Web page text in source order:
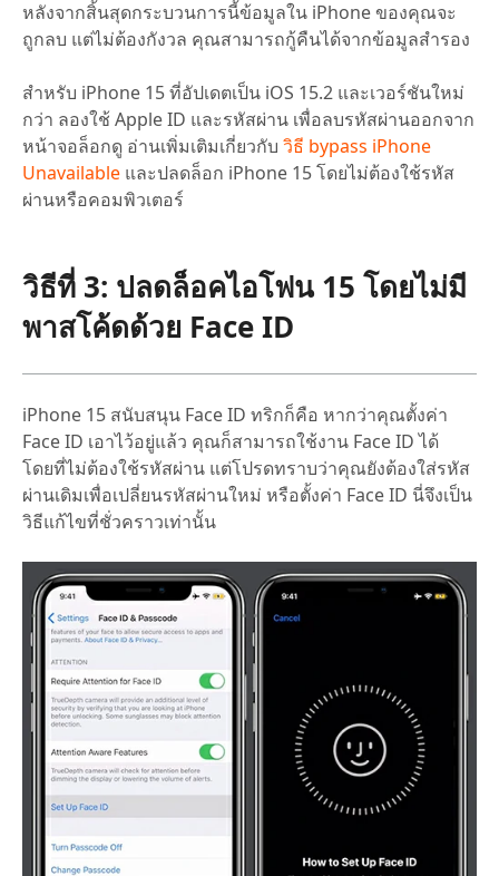
หลังจากสิ้นสุดกระบวนการนี้ข้อมูลใน iPhone ของคุณจะ
ถูกลบ แต่ไม่ต้องกังวล คุณสามารถกู้คืนได้จากข้อมูลสำรอง
สำหรับ iPhone 15 ที่อัปเดตเป็น iOS 15.2 และเวอร์ชันใหม่
กว่า ลองใช้ Apple ID และรหัสผ่าน เพื่อลบรหัสผ่านออกจาก
หน้าจอล็อกดู อ่านเพิ่มเติมเกี่ยวกับ วิธี bypass iPhone
Unavailable และปลดล็อก iPhone 15 โดยไม่ต้องใช้รหัส
ผ่านหรือคอมพิวเตอร์
วิธีที่ 3: ปลดล็อคไอโฟน 15 โดยไม่มี
พาสโค้ดด้วย Face ID
iPhone 15 สนับสนุน Face ID ทริกก็คือ หากว่าคุณตั้งค่า
Face ID เอาไว้อยู่แล้ว คุณก็สามารถใช้งาน Face ID ได้
โดยที่ไม่ต้องใช้รหัสผ่าน แต่โปรดทราบว่าคุณยังต้องใส่รหัส
ผ่านเดิมเพื่อเปลี่ยนรหัสผ่านใหม่ หรือตั้งค่า Face ID นี่จึงเป็น
วิธีแก้ไขที่ชั่วคราวเท่านั้น